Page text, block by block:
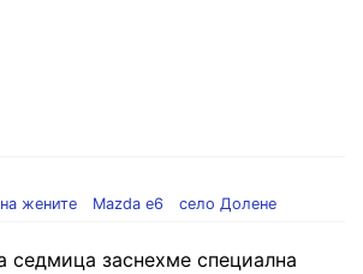
жените
Mazda e6 село Долене
седмица заснехме специална